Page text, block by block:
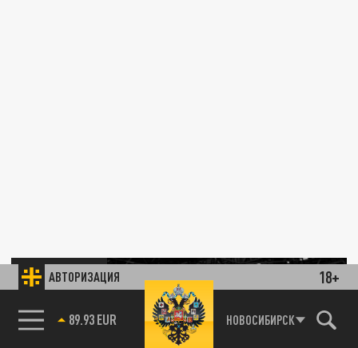
АВТОРИЗАЦИЯ 18+
85.64 BRENT НОВОСИБИРСК
ЭКОНОМИКА